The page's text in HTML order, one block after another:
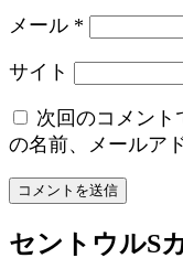
メール *
サイト
次回のコメント
の名前、メールア
セントウルS